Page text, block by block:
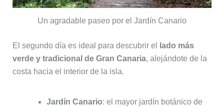
Un agradable paseo por el Jardín Canario
El segundo día es ideal para descubrir el
lado más
verde y tradicional de Gran Canaria, alejándote de la
costa hacia el interior de la isla.
Jardín Canario: el mayor jardín botánico de